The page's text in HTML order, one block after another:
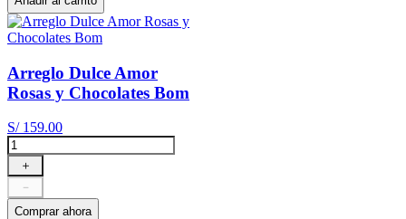
Arreglo Dulce Amor
Rosas y Chocolates Bom
S/ 159.00
＋
－
Comprar ahora